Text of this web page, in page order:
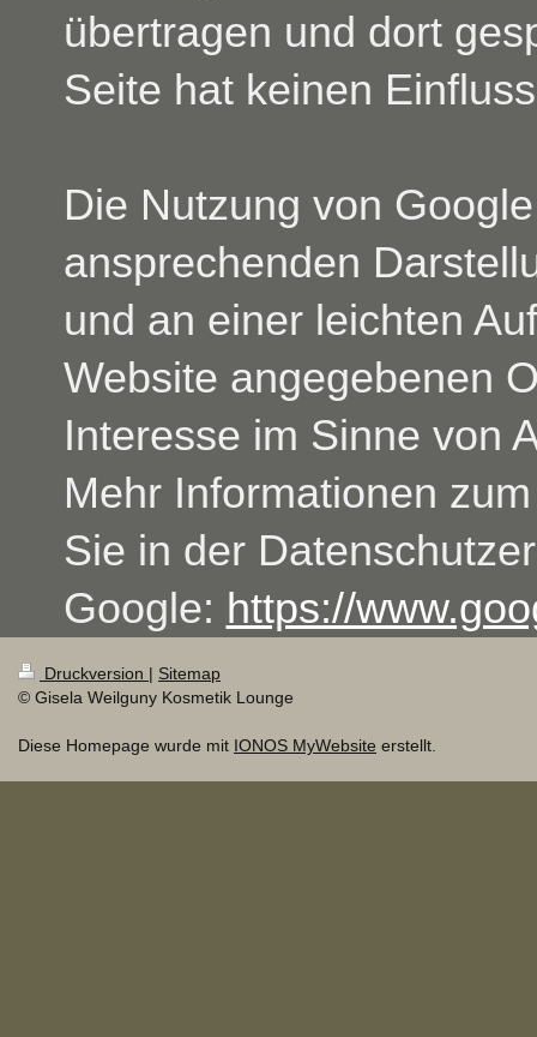
übertragen und dort
Seite hat keinen
Die Nutzung von
ansprechenden
und an einer leichten
Website angegebenen
Interesse im Sinne von
Mehr Informationen
Sie in der
Google: https://
Druckversion | Sitemap
© Gisela Weilguny Kosmetik Lounge
Diese Homepage wurde mit IONOS MyWebsite erstellt.